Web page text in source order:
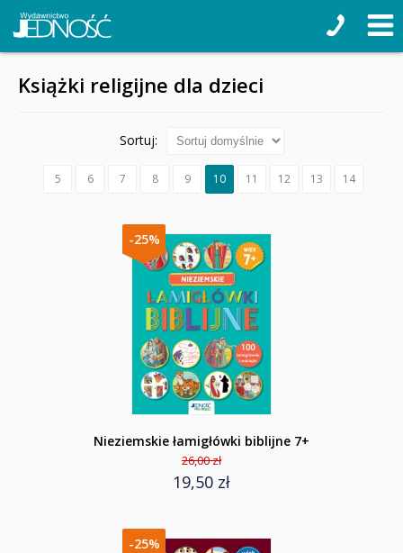
Książki religijne dla dzieci
Sortuj:
5 6 7 8 9 10 11 12 13 14
-25%
Nieziemskie łamigłówki biblijne 7+
26,00 zł
19,50 zł
-25%